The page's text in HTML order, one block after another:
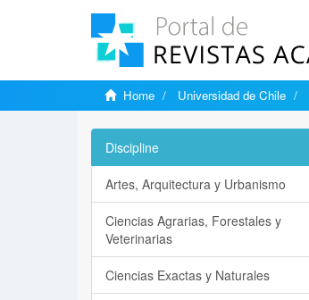
Home Universidad de Chile
Discipline
Artes, Arquitectura y Urbanismo
Ciencias Agrarias, Forestales y
Veterinarias
Ciencias Exactas y Naturales